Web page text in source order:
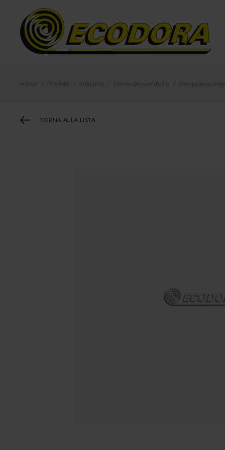
Home Prodotti Industria Pompe pneumatiche Pompe
TORNA ALLA LISTA